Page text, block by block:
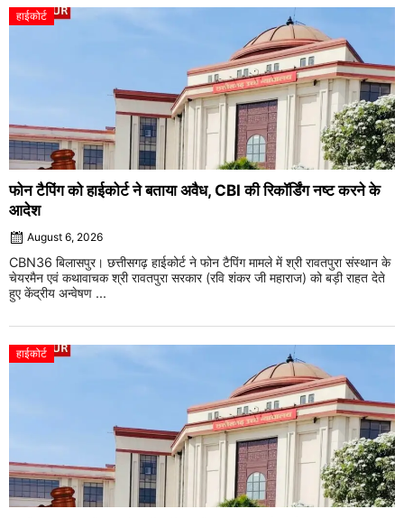
हाईकोर्ट
फोन टैपिंग को हाईकोर्ट ने बताया अवैध, CBI की रिकॉर्डिंग नष्ट करने के
आदेश
August 6, 2026
CBN36 बिलासपुर। छत्तीसगढ़ हाईकोर्ट ने फोन टैपिंग मामले में श्री रावतपुरा संस्थान के
चेयरमैन एवं कथावाचक श्री रावतपुरा सरकार (रवि शंकर जी महाराज) को बड़ी राहत देते
हुए केंद्रीय अन्वेषण ...
हाईकोर्ट